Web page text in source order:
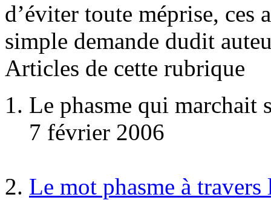
d’éviter toute méprise, ces
simple demande dudit
Articles de cette rubrique
Le phasme qui marchait
7 février 2006
Le mot phasme à travers